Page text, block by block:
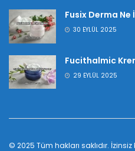
Fusix Derma Ne
30 EYLÜL 2025
Fucithalmic
29 EYLÜL 2025
© 2025 Tüm hakları saklıdır.